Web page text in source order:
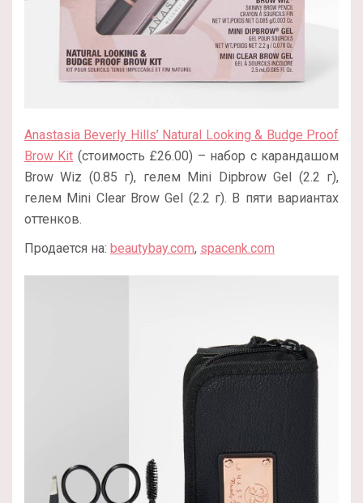
Anastasia Beverly Hills’ Natural Looking & Budge Proof
Brow Kit (стоимость £26.00) – набор с карандашом
Brow Wiz (0.85 г), гелем Mini Dipbrow Gel (2.2 г),
гелем Mini Clear Brow Gel (2.2 г). В пяти вариантах
оттенков.
Продается на: beautybay.com, spacenk.com